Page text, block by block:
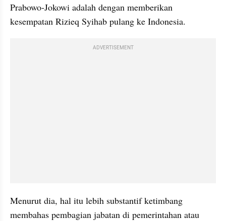
Prabowo-Jokowi adalah dengan memberikan
kesempatan Rizieq Syihab pulang ke Indonesia.
ADVERTISEMENT
Menurut dia, hal itu lebih substantif ketimbang
membahas pembagian jabatan di pemerintahan atau